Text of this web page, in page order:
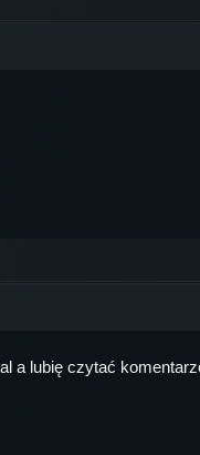
a lubię czytać